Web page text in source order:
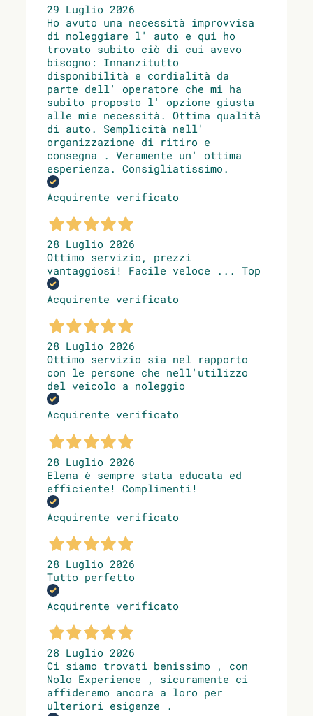
29 Luglio 2026
Ho avuto una necessità improvvisa
di noleggiare l' auto e qui ho
trovato subito ciò di cui avevo
bisogno: Innanzitutto
disponibilità e cordialità da
parte dell' operatore che mi ha
subito proposto l' opzione giusta
alle mie necessità. Ottima qualità
di auto. Semplicità nell'
organizzazione di ritiro e
consegna . Veramente un' ottima
esperienza. Consigliatissimo.
Acquirente verificato
28 Luglio 2026
Ottimo servizio, prezzi
vantaggiosi! Facile veloce ... Top
Acquirente verificato
28 Luglio 2026
Ottimo servizio sia nel rapporto
con le persone che nell'utilizzo
del veicolo a noleggio
Acquirente verificato
28 Luglio 2026
Elena è sempre stata educata ed
efficiente! Complimenti!
Acquirente verificato
28 Luglio 2026
Tutto perfetto
Acquirente verificato
28 Luglio 2026
Ci siamo trovati benissimo , con
Nolo Experience , sicuramente ci
affideremo ancora a loro per
ulteriori esigenze .